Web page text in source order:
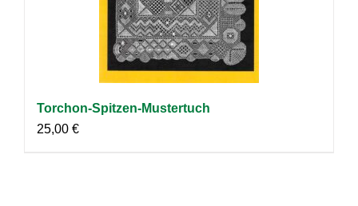
Torchon-Spitzen-Mustertuch
25,00 €